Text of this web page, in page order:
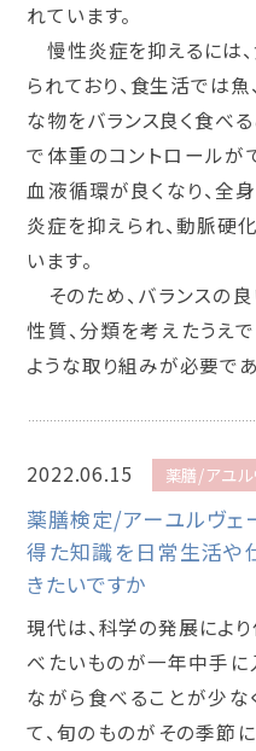
れています。
慢性炎症を抑えるには
られており、食生活では
な物をバランス良く食べ
で体重のコントロールが
血液循環が良くなり、全
炎症を抑えられ、動脈硬
います。
そのため、バランスの
性質、分類を考えたうえ
ような取り組みが必要で
2022.06.15 薬膳/アユ
薬膳検定/アーユルヴェ
得た知識を日常生活や
きたいですか
現代は、科学の発展によ
べたいものが一年中手に
ながら食べることが少な
て、旬のものがその季節